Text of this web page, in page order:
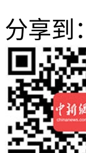
分享到：